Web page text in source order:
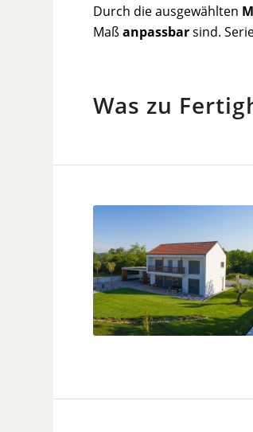
Durch die ausgewählten
Maßanpassbarsind.
Was zu